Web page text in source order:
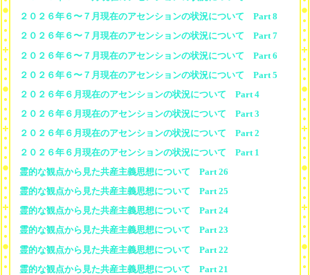
２０２６年６〜７月現在のアセンションの状況について Part 8
２０２６年６〜７月現在のアセンションの状況について Part 7
２０２６年６〜７月現在のアセンションの状況について Part 6
２０２６年６〜７月現在のアセンションの状況について Part 5
２０２６年６月現在のアセンションの状況について Part 4
２０２６年６月現在のアセンションの状況について Part 3
２０２６年６月現在のアセンションの状況について Part 2
２０２６年６月現在のアセンションの状況について Part 1
霊的な観点から見た共産主義思想について Part 26
霊的な観点から見た共産主義思想について Part 25
霊的な観点から見た共産主義思想について Part 24
霊的な観点から見た共産主義思想について Part 23
霊的な観点から見た共産主義思想について Part 22
霊的な観点から見た共産主義思想について Part 21